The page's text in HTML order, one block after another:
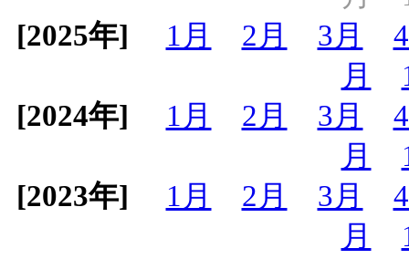
[2025年]
1月 2月 3月
月
[2024年]
1月 2月 3月
月
[2023年]
1月 2月 3月
月